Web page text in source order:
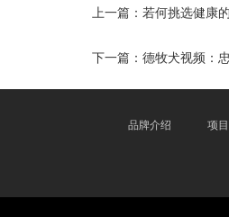
上一篇： 若何挑选健康
下一篇： 德牧犬视频：
品牌介绍 项